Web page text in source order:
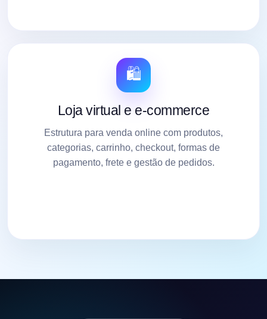
🛍️
Loja virtual e e-commerce
Estrutura para venda online com produtos,
categorias, carrinho, checkout, formas de
pagamento, frete e gestão de pedidos.